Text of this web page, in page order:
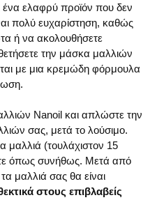
ελαφρύ προϊόν που δεν
πολύ ευχαρίστηση, καθώς
ή να ακολουθήσετε
την μάσκα μαλλιών
με μια κρεμώδη φόρμουλα
Nanoil και απλώστε την
σας, μετά το λούσιμο.
μαλλιά (τουλάχιστον 15
όπως συνήθως. Μετά από
μαλλιά σας θα είναι
στους επιβλαβείς